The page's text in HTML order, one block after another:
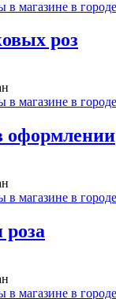
роз
оформлении
роза